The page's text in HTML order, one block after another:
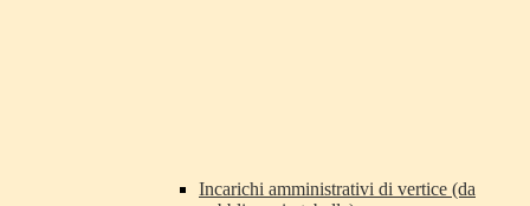
Incarichi amministrativi di vertice (da